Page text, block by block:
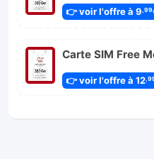
👉 voir l'offre à 9 ,99
Carte SIM Free
👉 voir l'offre à 12